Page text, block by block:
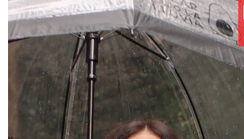
vídeo